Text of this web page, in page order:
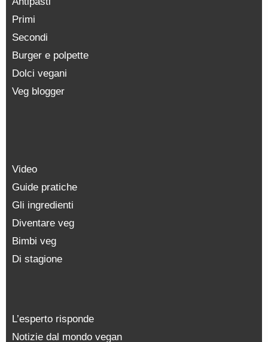
Primi
Secondi
Burger e polpette
Dolci vegani
Veg blogger
Video
Guide pratiche
Gli ingredienti
Diventare veg
Bimbi veg
Di stagione
L’esperto risponde
Notizie dal mondo vegan